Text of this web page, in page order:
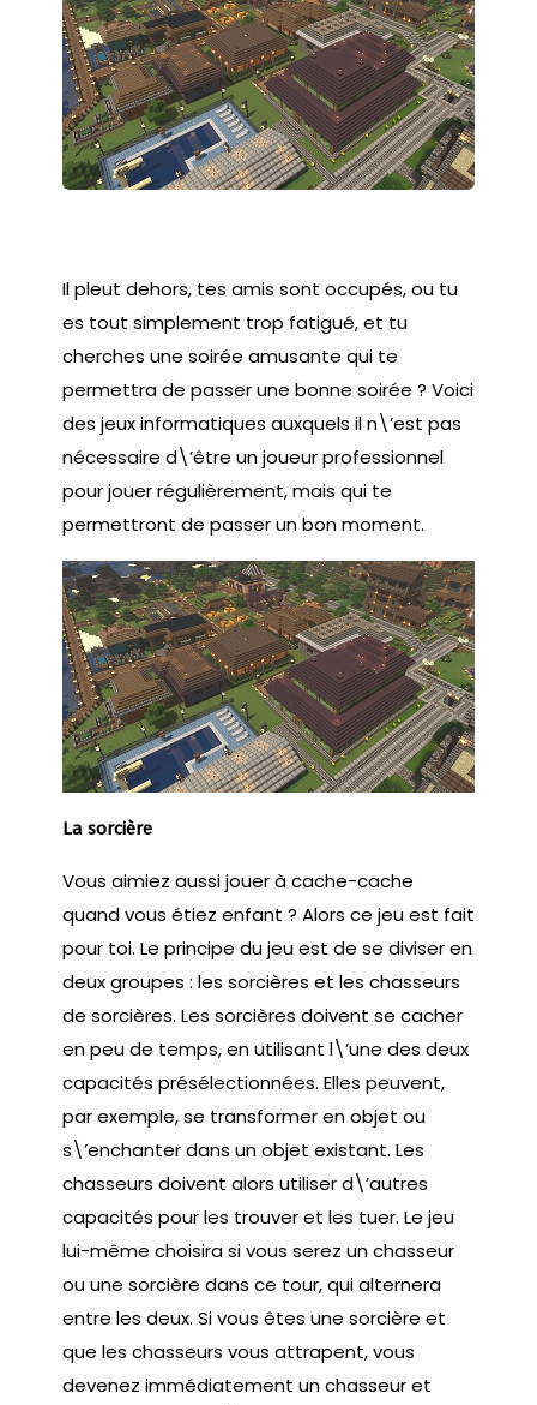
Il pleut dehors, tes amis sont occupés, ou tu
es tout simplement trop fatigué, et tu
cherches une soirée amusante qui te
permettra de passer une bonne soirée ? Voici
des jeux informatiques auxquels il n\’est pas
nécessaire d\’être un joueur professionnel
pour jouer régulièrement, mais qui te
permettront de passer un bon moment.
La sorcière
Vous aimiez aussi jouer à cache-cache
quand vous étiez enfant ? Alors ce jeu est fait
pour toi. Le principe du jeu est de se diviser en
deux groupes : les sorcières et les chasseurs
de sorcières. Les sorcières doivent se cacher
en peu de temps, en utilisant l\’une des deux
capacités présélectionnées. Elles peuvent,
par exemple, se transformer en objet ou
s\’enchanter dans un objet existant. Les
chasseurs doivent alors utiliser d\’autres
capacités pour les trouver et les tuer. Le jeu
lui-même choisira si vous serez un chasseur
ou une sorcière dans ce tour, qui alternera
entre les deux. Si vous êtes une sorcière et
que les chasseurs vous attrapent, vous
devenez immédiatement un chasseur et